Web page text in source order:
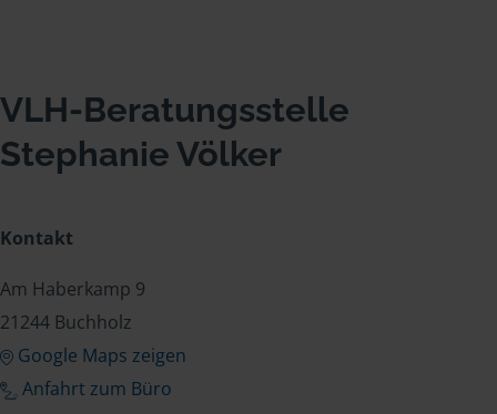
VLH-Beratungsstelle
Stephanie Völker
Kontakt
Am Haberkamp 9
21244 Buchholz
Google Maps zeigen
Anfahrt zum Büro